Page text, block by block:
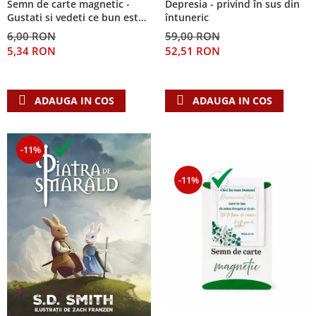
Despre afaceri
Dezvoltare personala
Leadership
Mediu
Semn de carte magnetic -
Gustati si vedeti ce bun este
Domnul!
6,00 RON
5,34 RON
ADAUGA IN COS
Depresia - privind în sus din
întuneric
59,00 RON
52,51 RON
ADAUGA IN COS
-11%
-11%